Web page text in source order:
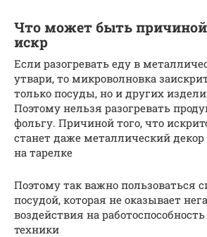
Что может быть
искр
Если разогревать еду в
утвари, то микроволновка
только посуды, но и других
Поэтому нельзя разогревать
фольгу. Причиной того, что
станет даже металлический декор
на тарелке
Поэтому так важно пользоваться
посудой, которая не оказывает
воздействия на
техники